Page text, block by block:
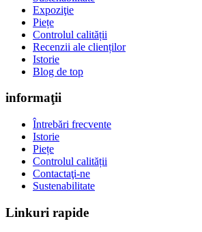
Expoziţie
Piețe
Controlul calității
Recenzii ale clienților
Istorie
Blog de top
informaţii
Întrebări frecvente
Istorie
Piețe
Controlul calității
Contactaţi-ne
Sustenabilitate
Linkuri rapide